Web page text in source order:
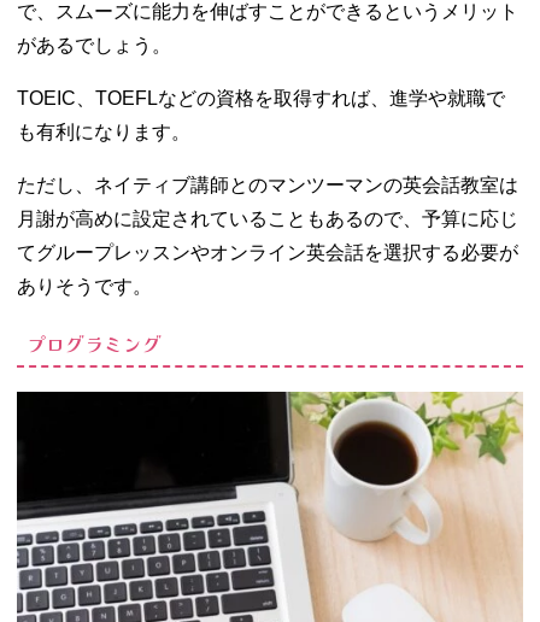
で、スムーズに能力を伸ばすことができるというメリット
があるでしょう。
TOEIC、TOEFLなどの資格を取得すれば、進学や就職で
も有利になります。
ただし、ネイティブ講師とのマンツーマンの英会話教室は
月謝が高めに設定されていることもあるので、予算に応じ
てグループレッスンやオンライン英会話を選択する必要が
ありそうです。
プログラミング